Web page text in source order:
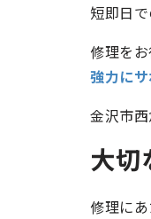
短即日
修理を
強力に
金沢市
大切
修理に